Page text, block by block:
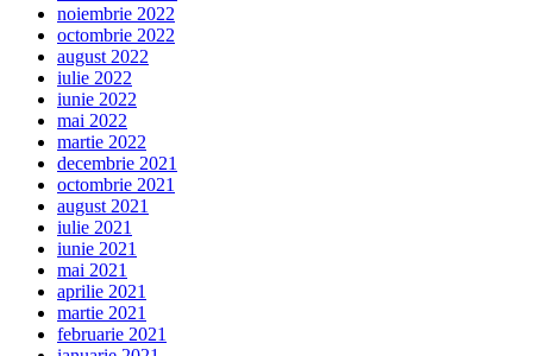
noiembrie 2022
octombrie 2022
august 2022
iulie 2022
iunie 2022
mai 2022
martie 2022
decembrie 2021
octombrie 2021
august 2021
iulie 2021
iunie 2021
mai 2021
aprilie 2021
martie 2021
februarie 2021